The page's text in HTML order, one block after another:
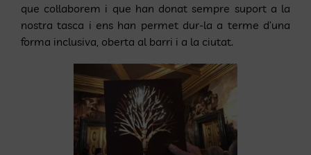
que col·laborem i que han donat sempre suport a la
nostra tasca i ens han permet dur-la a terme d’una
forma inclusiva, oberta al barri i a la ciutat.